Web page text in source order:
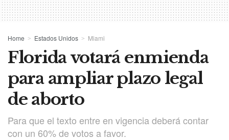
Home Estados Unidos Miami
Florida votará enmienda
para ampliar plazo legal
de aborto
Para que el texto entre en vigencia deberá contar
con un 60% de votos a favor.